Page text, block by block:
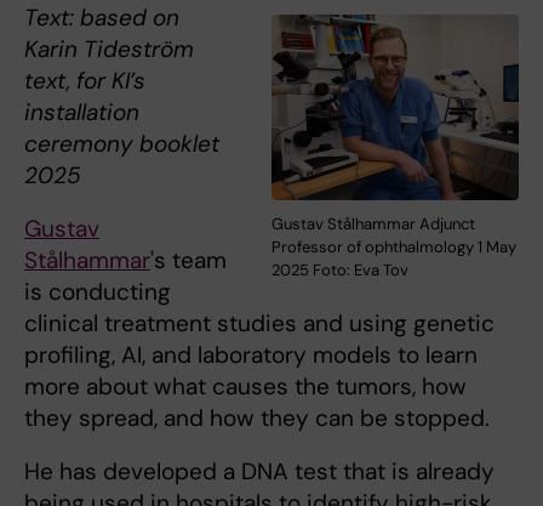
Gustav Stålhammar Adjunct
Professor of ophthalmology 1 May
2025 Foto: Eva Tov
Text: based on
Karin Tideström
text, for KI’s
installation
ceremony booklet
2025
Gustav
Stålhammar's team
is conducting
clinical treatment studies and using genetic
profiling, AI, and laboratory models to learn
more about what causes the tumors, how
they spread, and how they can be stopped.
He has developed a DNA test that is already